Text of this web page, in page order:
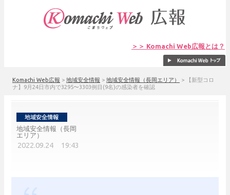
＞＞ Komachi Web広報とは？
Komachi Web広報 > 地域安全情報 > 地域安全情報（長岡エリア） >
【新型コロ
ナ】9月24日市内で3295〜3303例目(9名)の感染者を確認
地域安全情報（長岡
エリア）
2022.09.24 19:43